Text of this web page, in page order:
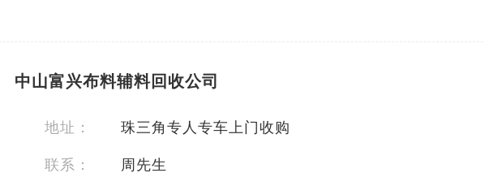
中山富兴布料辅料回收公司
地址：
珠三角专人专车上门收购
联系：
周先生